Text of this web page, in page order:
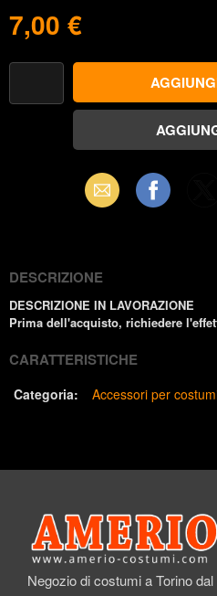
7,00 €
Email Facebook
DESCRIZIONE
DESCRIZIONE IN LAVORAZIONE
Prima dell'acquisto, richiedere
CARATTERISTICHE
Categoria: Accessori per
Negozio di costumi a Torino dal